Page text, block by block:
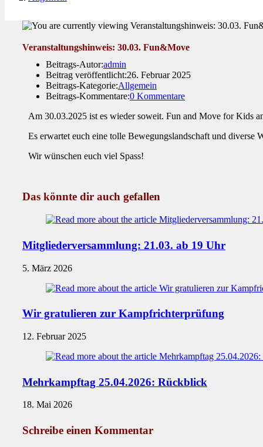
Veranstaltungshinweis: 30.03. Fun&Move
Beitrags-Autor:admin
Beitrag veröffentlicht:26. Februar 2025
Beitrags-Kategorie:Allgemein
Beitrags-Kommentare:0 Kommentare
Am 30.03.2025 ist es wieder soweit. Fun and Move for Kids
Es erwartet euch eine tolle Bewegungslandschaft und diverse
Wir wünschen euch viel Spass!
Das könnte dir auch gefallen
Mitgliederversammlung: 21.03. ab 19 Uhr
5. März 2026
Wir gratulieren zur Kampfrichterprüfung
12. Februar 2025
Mehrkampftag 25.04.2026: Rückblick
18. Mai 2026
Schreibe einen Kommentar